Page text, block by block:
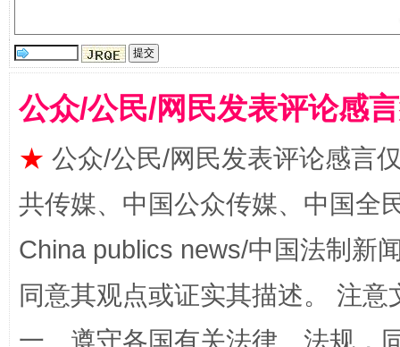
全民健身五年计划来了！等你上场
公众/公民/网民发表评论感
★ 公众/公民/网民发表评论感言
共传媒、中国公众传媒、中国全
China publics news/中国法制新
同意其观点或证实其描述。 注
一、遵守各国有关法律、法规，